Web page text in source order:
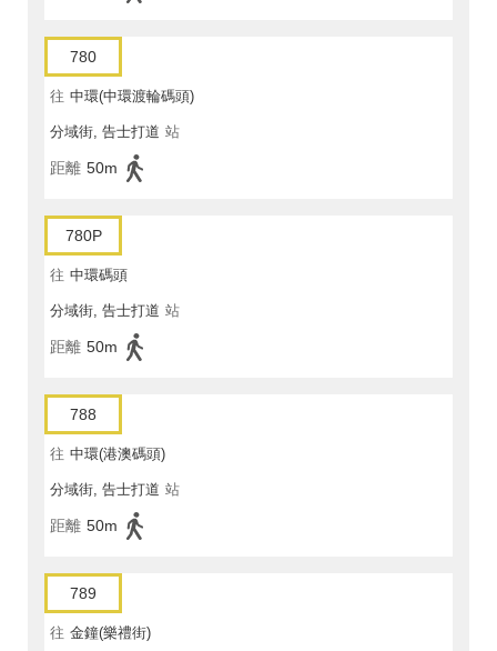
780
往 中環(中環渡輪碼頭)
分域街, 告士打道 站
距離 50m
780P
往 中環碼頭
分域街, 告士打道 站
距離 50m
788
往 中環(港澳碼頭)
分域街, 告士打道 站
距離 50m
789
往 金鐘(樂禮街)